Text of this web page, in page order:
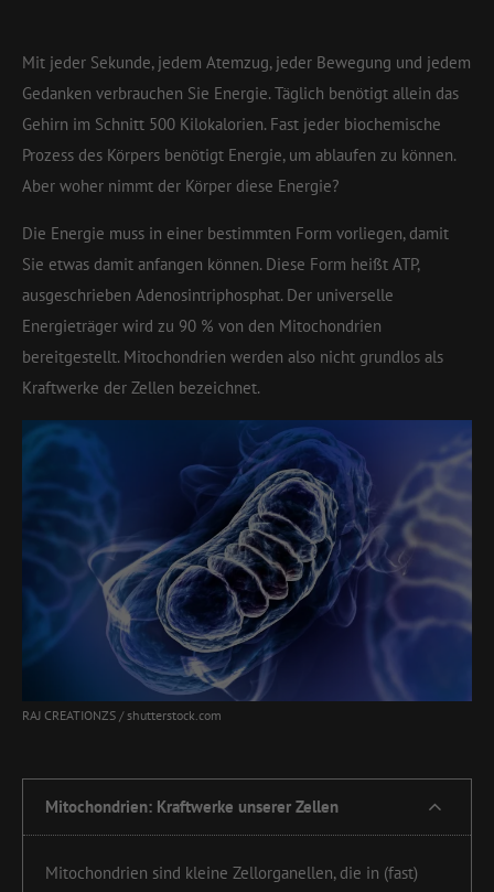
Mit jeder Sekunde, jedem Atemzug, jeder Bewegung und jedem
Gedanken verbrauchen Sie Energie. Täglich benötigt allein das
Gehirn im Schnitt 500 Kilokalorien. Fast jeder biochemische
Prozess des Körpers benötigt Energie, um ablaufen zu können.
Aber woher nimmt der Körper diese Energie?
Die Energie muss in einer bestimmten Form vorliegen, damit
Sie etwas damit anfangen können. Diese Form heißt ATP,
ausgeschrieben Adenosintriphosphat. Der universelle
Energieträger wird zu 90 % von den Mitochondrien
bereitgestellt. Mitochondrien werden also nicht grundlos als
Kraftwerke der Zellen bezeichnet.
RAJ CREATIONZS / shutterstock.com
Mitochondrien: Kraftwerke unserer Zellen
Mitochondrien sind kleine Zellorganellen, die in (fast)